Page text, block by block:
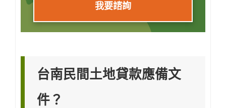
我要諮詢
台南民間土地貸款應備文
件？